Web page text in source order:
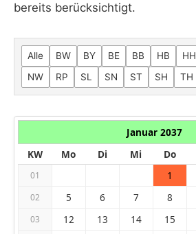
bereits berücksichtigt.
Alle BW BY BE BB HB HH
NW
RP SL SN ST SH TH
Januar 2037
KW
Mo Di Mi Do
01 1
02 5 6 7 8
03 12 13 14 15